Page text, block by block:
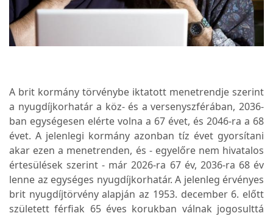
A brit kormány törvénybe iktatott menetrendje szerint
a nyugdíjkorhatár a köz- és a versenyszférában, 2036-
ban egységesen elérte volna a 67 évet, és 2046-ra a 68
évet. A jelenlegi kormány azonban tíz évet gyorsítani
akar ezen a menetrenden, és - egyelőre nem hivatalos
értesülések szerint - már 2026-ra 67 év, 2036-ra 68 év
lenne az egységes nyugdíjkorhatár. A jelenleg érvényes
brit nyugdíjtörvény alapján az 1953. december 6. előtt
született férfiak 65 éves korukban válnak jogosulttá